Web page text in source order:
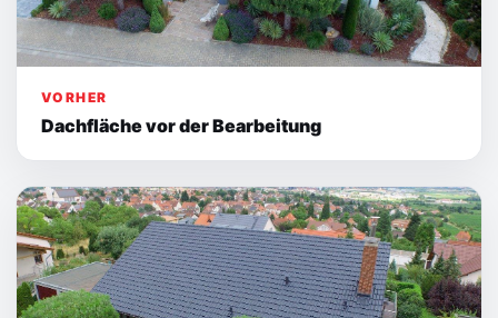
VORHER
Dachfläche vor der Bearbeitung